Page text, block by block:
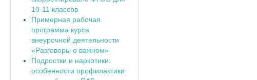
10-11 классов
Примерная рабочая
программа курса
внеурочной деятельности
«Разговоры о важном»
Подростки и наркотики:
особенности профилактики